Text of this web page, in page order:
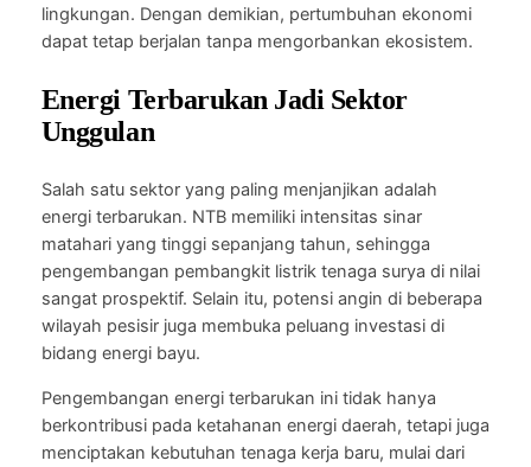
lingkungan. Dengan demikian, pertumbuhan ekonomi
dapat tetap berjalan tanpa mengorbankan ekosistem.
Energi Terbarukan Jadi Sektor
Unggulan
Salah satu sektor yang paling menjanjikan adalah
energi terbarukan. NTB memiliki intensitas sinar
matahari yang tinggi sepanjang tahun, sehingga
pengembangan pembangkit listrik tenaga surya di nilai
sangat prospektif. Selain itu, potensi angin di beberapa
wilayah pesisir juga membuka peluang investasi di
bidang energi bayu.
Pengembangan energi terbarukan ini tidak hanya
berkontribusi pada ketahanan energi daerah, tetapi juga
menciptakan kebutuhan tenaga kerja baru, mulai dari